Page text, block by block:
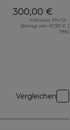
300,00 €
Inklusive MwSt.-
Betrag von 47,90 € (
19%)
Vergleichen